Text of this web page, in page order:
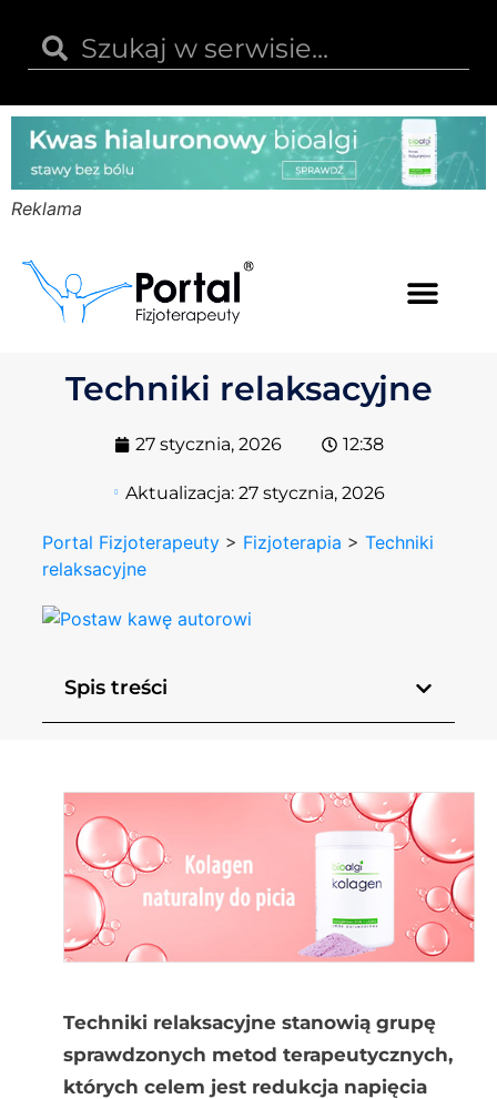
Reklama
Techniki relaksacyjne
27 stycznia, 2026 12:38
Aktualizacja: 27 stycznia, 2026
Portal Fizjoterapeuty > Fizjoterapia >Techniki
relaksacyjne
Spis treści
Techniki relaksacyjne stanowią grupę
sprawdzonych metod terapeutycznych,
których celem jest redukcja napięcia